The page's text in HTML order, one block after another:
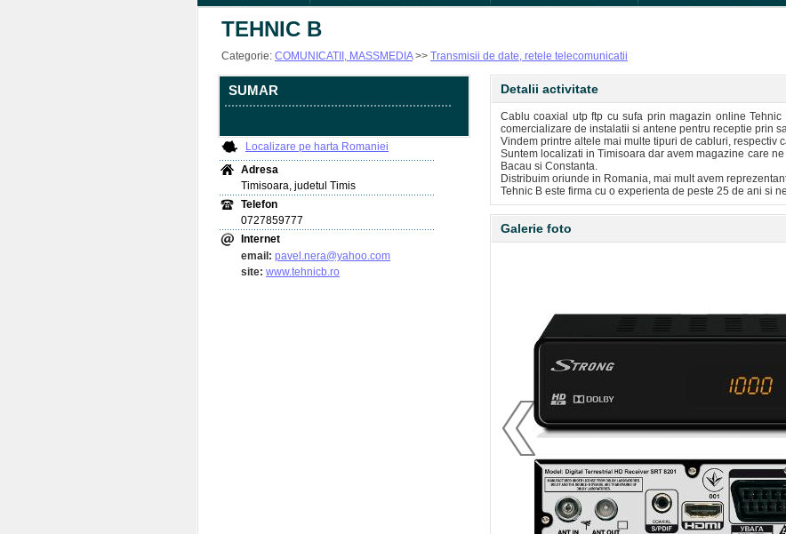
TEHNIC B
Categorie: COMUNICATII, MASSMEDIA>> Transmisii de date, retele telecomunicatii
SUMAR
Localizare pe harta Romaniei
Adresa
Timisoara, judetul Timis
Telefon
0727859777
Internet
email: pavel.nera@yahoo.com
site: www.tehnicb.ro
Detalii activitate
Cablu coaxial utp ftp cu sufa prin magazin online
comercializare de instalatii si antene pentru receptie prin
Vindem printre altele mai multe tipuri de cabluri, respectiv
Suntem localizati in Timisoara dar avem magazine care
Bacau si Constanta.
Distribuim oriunde in Romania, mai mult avem
Tehnic B este firma cu o experienta de peste 25 de ani si
Galerie foto